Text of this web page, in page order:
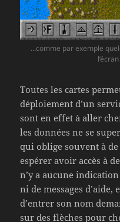
…comme par exemple
Toutes les cartes
déploiement d’un
sont en effet à aller
les données ne se
qui oblige souvent à
espérer avoir accès à
n’y a aucune
ni de messages
d’entrer son nom
sur des flèches pour